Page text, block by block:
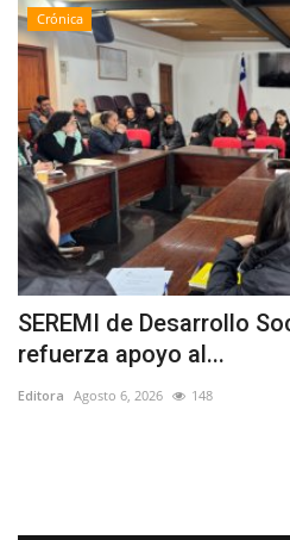
Crónica
SEREMI de Desarrollo
refuerza apoyo al...
Editora Agosto 6, 2026 148